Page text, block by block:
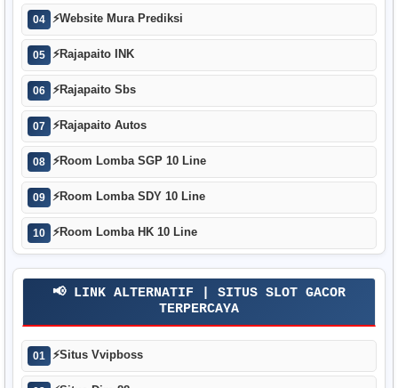
04 ⚡Website Mura Prediksi
05 ⚡Rajapaito INK
06 ⚡Rajapaito Sbs
07 ⚡Rajapaito Autos
08 ⚡Room Lomba SGP 10 Line
09 ⚡Room Lomba SDY 10 Line
10 ⚡Room Lomba HK 10 Line
📢 LINK ALTERNATIF | SITUS SLOT GACOR
TERPERCAYA
01 ⚡Situs Vvipboss